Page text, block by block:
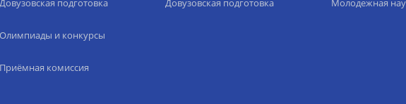
Довузовская подготовка
Олимпиады и конкурсы
Приёмная комиссия
Довузовская подготовка Молодежная